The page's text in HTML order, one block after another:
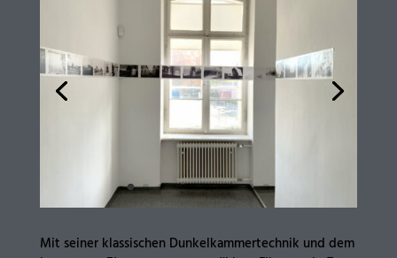
Mit seiner klassischen Dunkelkammertechnik und dem